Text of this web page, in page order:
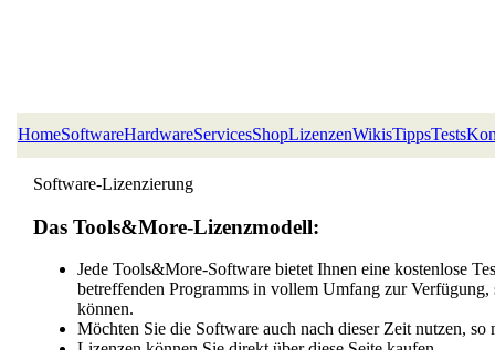
HomeSoftwareHardwareServicesShopLizenzenWikisTippsTests
Software-Lizenzierung
Das Tools&More-Lizenzmodell:
Jede Tools&More-Software bietet Ihnen eine kostenlose
betreffenden Programms in vollem Umfang zur
können.
Möchten Sie die Software auch nach dieser Zeit nutzen, so